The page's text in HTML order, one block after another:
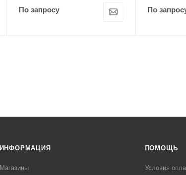
По запросу По
ИНФОРМАЦИЯ
Магазины
ПОМОЩЬ
Условия